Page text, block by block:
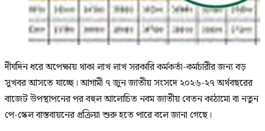
দীর্ঘদিন ধরে অপেক্ষায় থাকা লাখ লাখ সরকারি কর্মকর্তা-কর্মচারীর জন্য বড়
সুখবর আসতে যাচ্ছে। আগামী ৭ জুন জাতীয় সংসদে ২০২৬-২৭ অর্থবছরের
বাজেট উপস্থাপনের পর বহুল আলোচিত নবম জাতীয় বেতন কাঠামো বা নতুন
পে-স্কেল বাস্তবায়নের প্রক্রিয়া শুরু হতে পারে বলে জানা গেছে।